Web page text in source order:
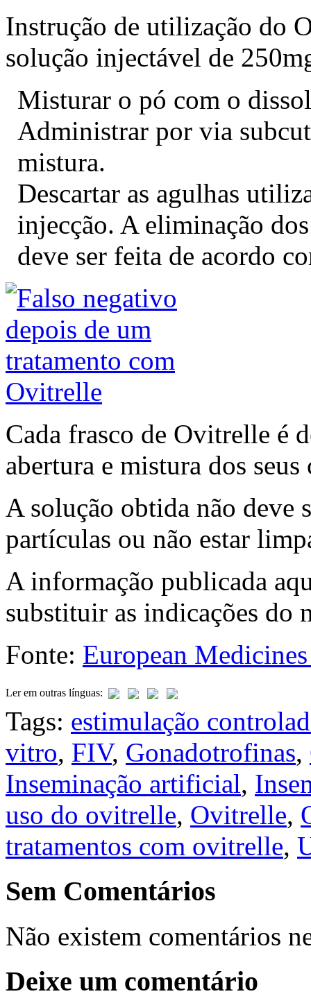
Instrução de utilização do
solução injectável de
Misturar o pó com o
Administrar por via
mistura.
Descartar as agulhas
injecção. A eliminação
deve ser feita de acordo
Cada frasco de Ovitrelle é
abertura e mistura dos seus
A solução obtida não deve
partículas ou não estar
A informação publicada
substituir as indicações do
Fonte: European
Ler em outras línguas:
Tags: estimulação
vitro, FIV, Gonadotrofinas,
Inseminação artificial,
uso do ovitrelle, Ovitrelle,
tratamentos com ovitrelle,
Sem Comentários
Não existem comentários
Deixe um comentário